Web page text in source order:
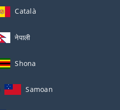
Català
नेपाली
Shona
Samoan